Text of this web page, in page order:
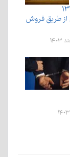
۱۳۲
از طریق فروش